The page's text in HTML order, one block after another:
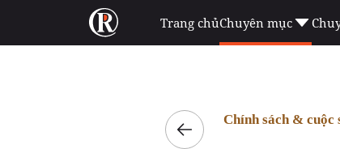
Trang chủChuyên mục
Chính sách & cuộc